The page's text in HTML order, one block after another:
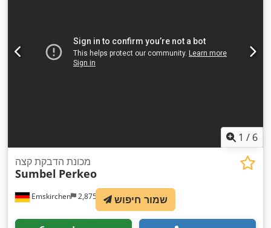
1 / 6
Emskirchen 2,875 km
מכונת הדבקת קצה
Sumbel Perkeo
שמור חיפוש